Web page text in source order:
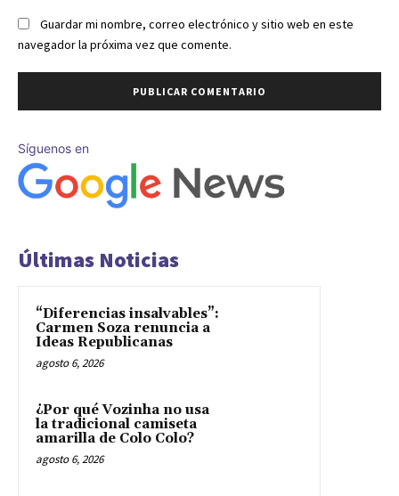
Guardar mi nombre, correo electrónico y sitio web en este
navegador la próxima vez que comente.
Síguenos en
Últimas Noticias
“Diferencias insalvables”:
Carmen Soza renuncia a
Ideas Republicanas
agosto 6, 2026
¿Por qué Vozinha no usa
la tradicional camiseta
amarilla de Colo Colo?
agosto 6, 2026